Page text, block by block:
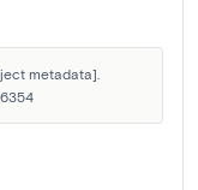
metadata].